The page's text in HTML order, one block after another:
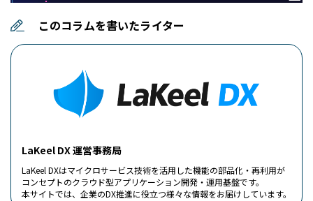
このコラムを書いたライター
LaKeel DX 運営事務局
LaKeel DXはマイクロサービス技術を活用した機能の部品化・再利用が
コンセプトのクラウド型アプリケーション開発・運用基盤です。
本サイトでは、企業のDX推進に役立つ様々な情報をお届けしています。